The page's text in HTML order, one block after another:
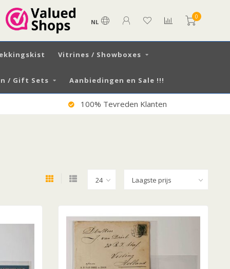
NL
0
Vitrines / Showboxes
/ Gift Sets Aanbiedingen en Sale !!!
100% Tevreden Klanten